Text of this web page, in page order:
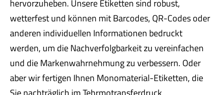
hervorzuheben. Unsere Etiketten sind robust,
wetterfest und können mit Barcodes, QR-Codes oder
anderen individuellen Informationen bedruckt
werden, um die Nachverfolgbarkeit zu vereinfachen
und die Markenwahrnehmung zu verbessern. Oder
aber wir fertigen Ihnen Monomaterial-Etiketten, die